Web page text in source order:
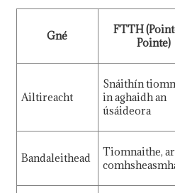
Gné
FTTH
Pointe)
Ailtireacht
Snáithín
in aghaidh an
úsáideora
Bandaleithead
Tiomnaithe,